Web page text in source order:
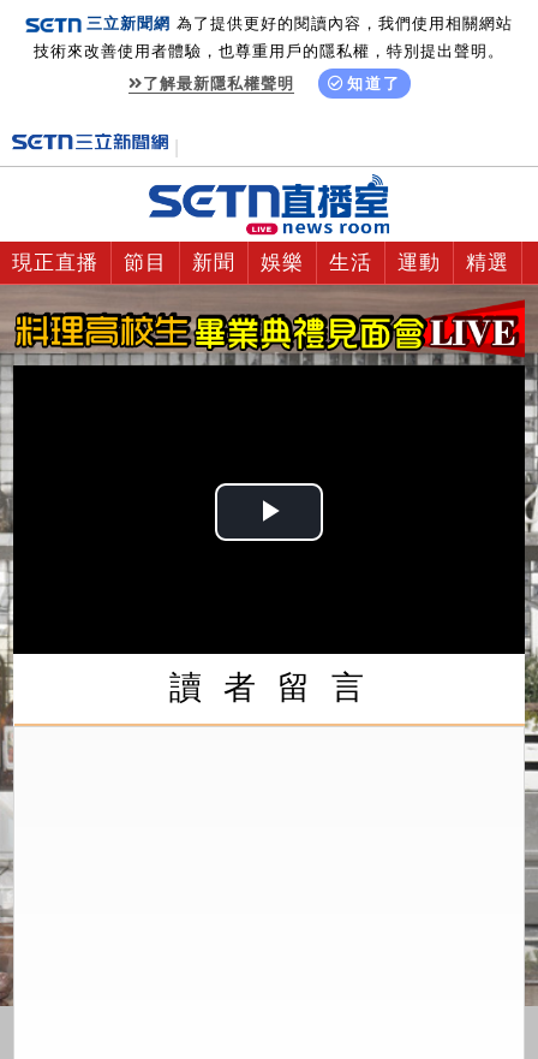
三立新聞網 為了提供更好的閱讀內容，我們使用相關網站
技術來改善使用者體驗，也尊重用戶的隱私權，特別提出聲明。
了解最新隱私權聲明
知道了
現正直播 節目 新聞 娛樂 生活 運動 精選
Play
讀 者 留 言